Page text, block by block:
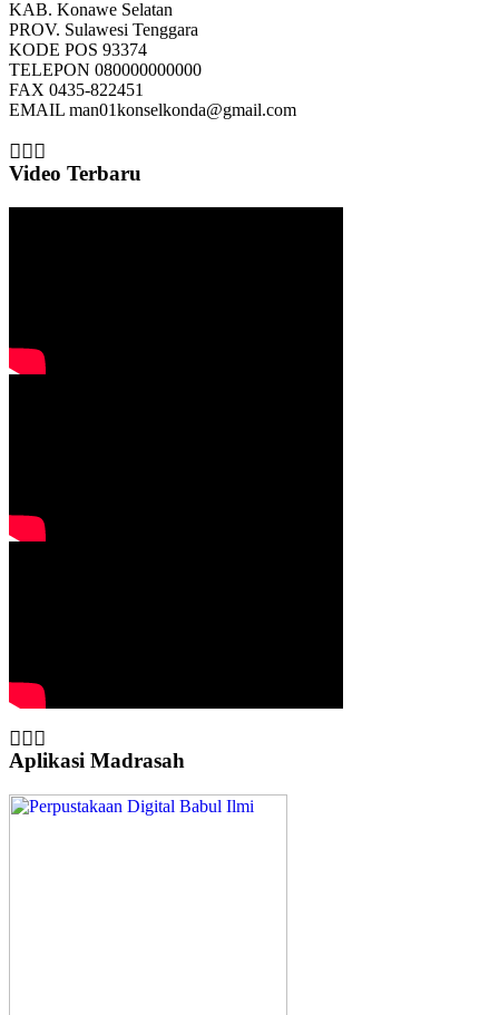
KAB. Konawe Selatan
PROV. Sulawesi Tenggara
KODE POS 93374
TELEPON 080000000000
FAX 0435-822451
EMAIL man01konselkonda@gmail.com
Video Terbaru
Aplikasi Madrasah